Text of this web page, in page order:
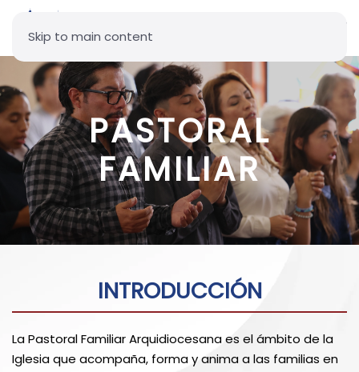
Skip to main content
PASTORAL
FAMILIAR
INTRODUCCIÓN
La Pastoral Familiar Arquidiocesana es el ámbito de la
Iglesia que acompaña, forma y anima a las familias en